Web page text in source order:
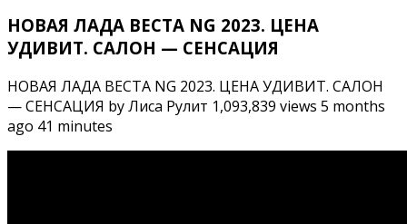
НОВАЯ ЛАДА ВЕСТА NG 2023. ЦЕНА
УДИВИТ. САЛОН — СЕНСАЦИЯ
НОВАЯ ЛАДА ВЕСТА NG 2023. ЦЕНА УДИВИТ. САЛОН
— СЕНСАЦИЯ by Лиса Рулит 1,093,839 views 5 months
ago 41 minutes